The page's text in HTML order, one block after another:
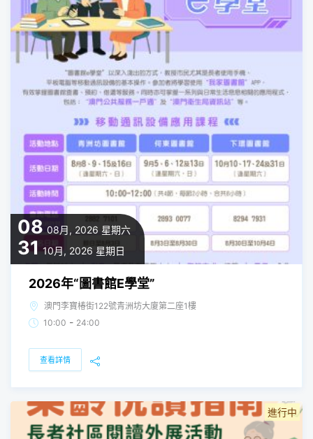
08 08月, 2026 星期六
31 10月, 2026 星期日
2026年“圖書館E學堂”
澳門李寶椿街122號青洲坊大廈第二座1樓
10:00 - 24:00
查看詳情
進行中